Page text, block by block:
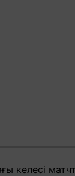
келесі